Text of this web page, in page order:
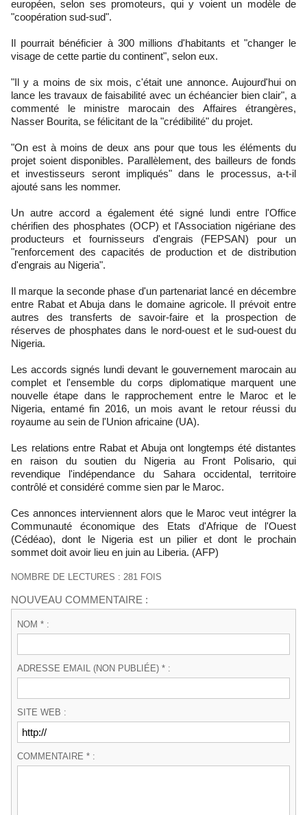
européen, selon ses promoteurs, qui y voient un modèle de
"coopération sud-sud".
Il pourrait bénéficier à 300 millions d'habitants et "changer le
visage de cette partie du continent", selon eux.
"Il y a moins de six mois, c'était une annonce. Aujourd'hui on
lance les travaux de faisabilité avec un échéancier bien clair", a
commenté le ministre marocain des Affaires étrangères,
Nasser Bourita, se félicitant de la "crédibilité" du projet.
"On est à moins de deux ans pour que tous les éléments du
projet soient disponibles. Parallèlement, des bailleurs de fonds
et investisseurs seront impliqués" dans le processus, a-t-il
ajouté sans les nommer.
Un autre accord a également été signé lundi entre l'Office
chérifien des phosphates (OCP) et l'Association nigériane des
producteurs et fournisseurs d'engrais (FEPSAN) pour un
"renforcement des capacités de production et de distribution
d'engrais au Nigeria".
Il marque la seconde phase d'un partenariat lancé en décembre
entre Rabat et Abuja dans le domaine agricole. Il prévoit entre
autres des transferts de savoir-faire et la prospection de
réserves de phosphates dans le nord-ouest et le sud-ouest du
Nigeria.
Les accords signés lundi devant le gouvernement marocain au
complet et l'ensemble du corps diplomatique marquent une
nouvelle étape dans le rapprochement entre le Maroc et le
Nigeria, entamé fin 2016, un mois avant le retour réussi du
royaume au sein de l'Union africaine (UA).
Les relations entre Rabat et Abuja ont longtemps été distantes
en raison du soutien du Nigeria au Front Polisario, qui
revendique l'indépendance du Sahara occidental, territoire
contrôlé et considéré comme sien par le Maroc.
Ces annonces interviennent alors que le Maroc veut intégrer la
Communauté économique des Etats d'Afrique de l'Ouest
(Cédéao), dont le Nigeria est un pilier et dont le prochain
sommet doit avoir lieu en juin au Liberia. (AFP)
NOMBRE DE LECTURES : 281 FOIS
NOUVEAU COMMENTAIRE :
NOM * :
ADRESSE EMAIL (NON PUBLIÉE) * :
SITE WEB :
COMMENTAIRE * :